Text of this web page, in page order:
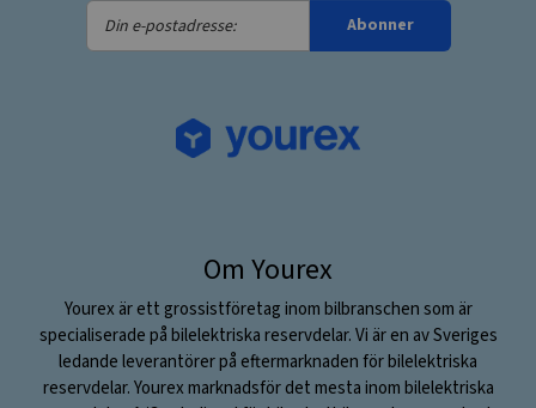
Din
e-
Abonner
Om Yourex
Yourex är ett grossistföretag inom bilbranschen som är
specialiserade på bilelektriska reservdelar. Vi är en av Sveriges
ledande leverantörer på eftermarknaden för bilelektriska
reservdelar. Yourex marknadsför det mesta inom bilelektriska